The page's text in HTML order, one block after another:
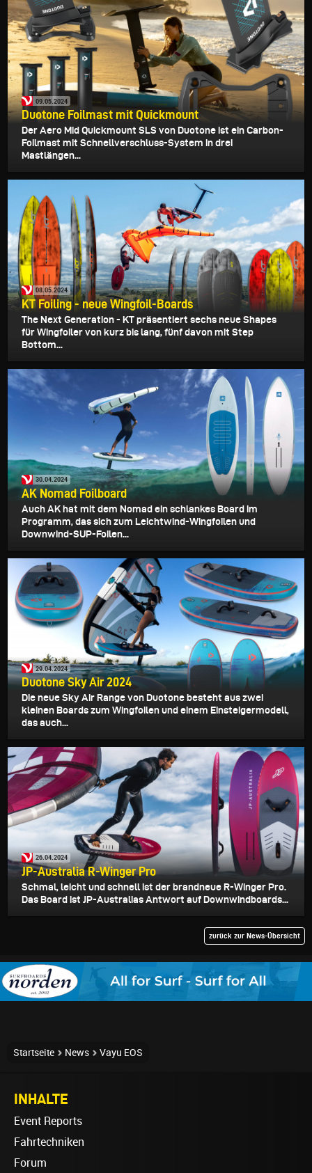
09.05.2024
Duotone Foilmast mit Quickmount
Der Aero Mid Quickmount SLS von Duotone ist ein Carbon-
Foilmast mit Schnellverschluss-System in drei
Mastlängen...
08.05.2024
KT Foiling - neue Wingfoil-Boards
The Next Generation - KT präsentiert sechs neue Shapes
für Wingfoiler von kurz bis lang, fünf davon mit Step
Bottom...
30.04.2024
AK Nomad Foilboard
Auch AK hat mit dem Nomad ein schlankes Board im
Programm, das sich zum Leichtwind-Wingfoilen und
Downwind-SUP-Foilen...
29.04.2024
Duotone Sky Air 2024
Die neue Sky Air Range von Duotone besteht aus zwei
kleinen Boards zum Wingfoilen und einem Einsteigermodell,
das auch...
26.04.2024
JP-Australia R-Winger Pro
Schmal, leicht und schnell ist der brandneue R-Winger Pro.
Das Board ist JP-Australias Antwort auf Downwindboards...
zurück zur News-Übersicht
Startseite News Vayu EOS
INHALTE
Event Reports
Fahrtechniken
Forum